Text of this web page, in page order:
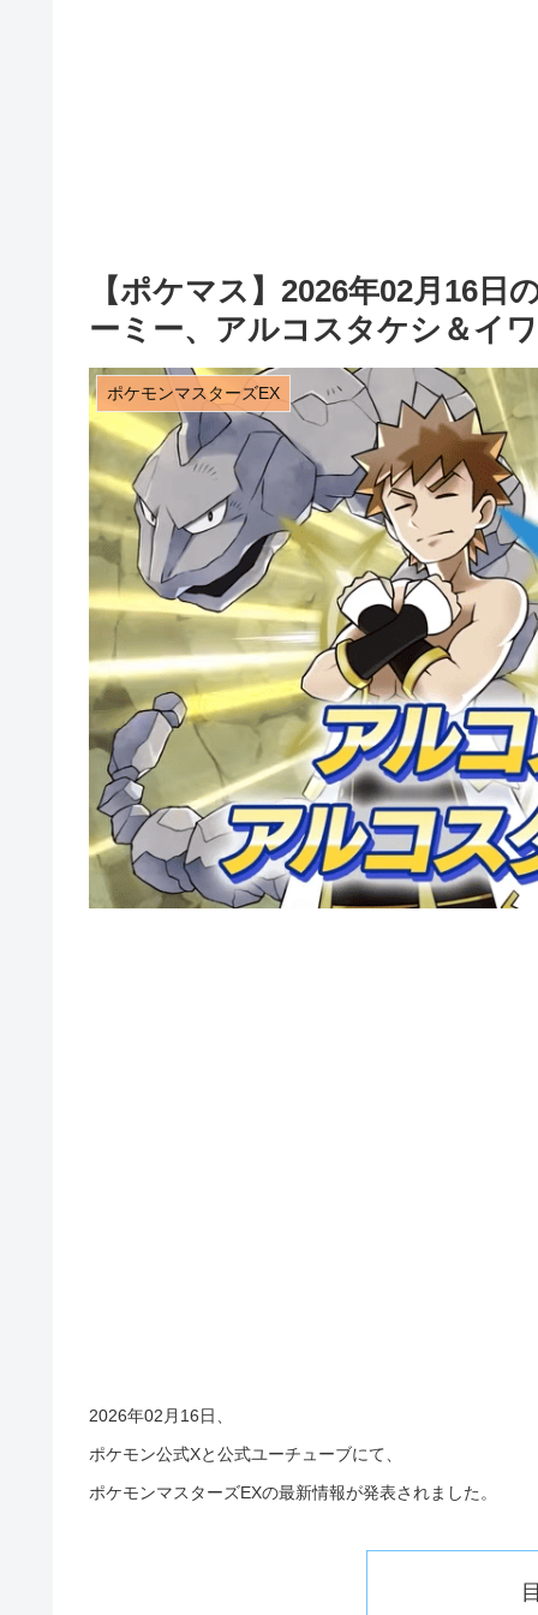
【ポケマス】2026年02月16
ーミー、アルコスタケシ＆イ
ポケモンマスターズEX
2026年02月16日、
ポケモン公式Xと公式ユーチューブにて、
ポケモンマスターズEXの最新情報が発表されました。